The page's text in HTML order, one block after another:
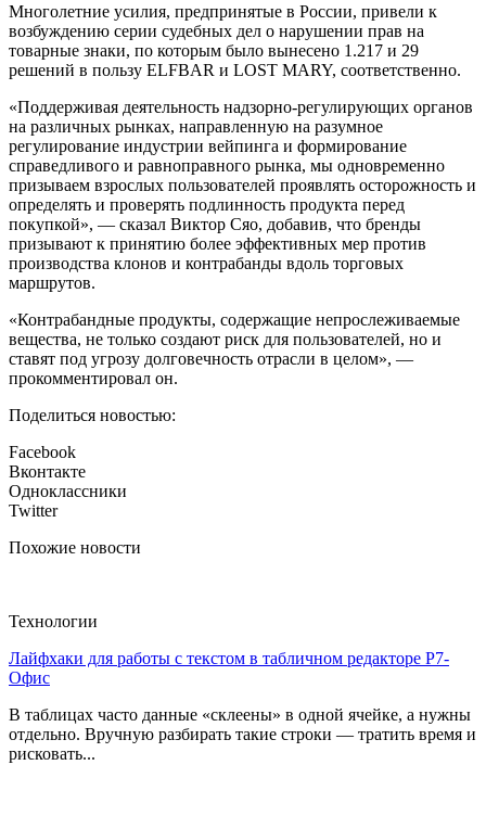
Многолетние усилия, предпринятые в России, привели к
возбуждению серии судебных дел о нарушении прав на
товарные знаки, по которым было вынесено 1.217 и 29
решений в пользу ELFBAR и LOST MARY, соответственно.
«Поддерживая деятельность надзорно-регулирующих органов
на различных рынках, направленную на разумное
регулирование индустрии вейпинга и формирование
справедливого и равноправного рынка, мы одновременно
призываем взрослых пользователей проявлять осторожность и
определять и проверять подлинность продукта перед
покупкой», — сказал Виктор Сяо, добавив, что бренды
призывают к принятию более эффективных мер против
производства клонов и контрабанды вдоль торговых
маршрутов.
«Контрабандные продукты, содержащие непрослеживаемые
вещества, не только создают риск для пользователей, но и
ставят под угрозу долговечность отрасли в целом», —
прокомментировал он.
Поделиться новостью:
Facebook
Вконтакте
Одноклассники
Twitter
Похожие новости
Технологии
Лайфхаки для работы с текстом в табличном редакторе Р7-
Офис
В таблицах часто данные «склеены» в одной ячейке, а нужны
отдельно. Вручную разбирать такие строки — тратить время и
рисковать...